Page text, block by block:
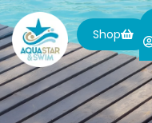
Shop